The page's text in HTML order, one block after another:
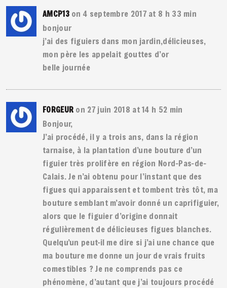
AMCP13 on 4 septembre 2017 at 8 h 33 min
bonjour
j’ai des figuiers dans mon jardin,délicieuses,
mon père les appelait gouttes d’or
belle journée
FORGEUR on 27 juin 2018 at 14 h 52 min
Bonjour,
J’ai procédé, il y a trois ans, dans la région
tarnaise, à la plantation d’une bouture d’un
figuier très prolifère en région Nord-Pas-de-
Calais. Je n’ai obtenu pour l’instant que des
figues qui apparaissent et tombent très tôt, ma
bouture semblant m’avoir donné un caprifiguier,
alors que le figuier d’origine donnait
régulièrement de délicieuses figues blanches.
Quelqu’un peut-il me dire si j’ai une chance que
ma bouture me donne un jour de vrais fruits
comestibles ? Je ne comprends pas ce
phénomène, d’autant que j’ai toujours procédé